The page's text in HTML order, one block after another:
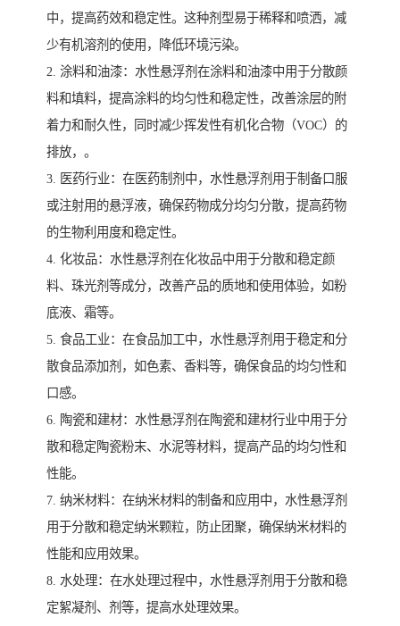
中，提高药效和稳定性。这种剂型易于稀释和喷洒，减
少有机溶剂的使用，降低环境污染。
2. 涂料和油漆：水性悬浮剂在涂料和油漆中用于分散颜
料和填料，提高涂料的均匀性和稳定性，改善涂层的附
着力和耐久性，同时减少挥发性有机化合物（VOC）的
排放，。
3. 医药行业：在医药制剂中，水性悬浮剂用于制备口服
或注射用的悬浮液，确保药物成分均匀分散，提高药物
的生物利用度和稳定性。
4. 化妆品：水性悬浮剂在化妆品中用于分散和稳定颜
料、珠光剂等成分，改善产品的质地和使用体验，如粉
底液、霜等。
5. 食品工业：在食品加工中，水性悬浮剂用于稳定和分
散食品添加剂，如色素、香料等，确保食品的均匀性和
口感。
6. 陶瓷和建材：水性悬浮剂在陶瓷和建材行业中用于分
散和稳定陶瓷粉末、水泥等材料，提高产品的均匀性和
性能。
7. 纳米材料：在纳米材料的制备和应用中，水性悬浮剂
用于分散和稳定纳米颗粒，防止团聚，确保纳米材料的
性能和应用效果。
8. 水处理：在水处理过程中，水性悬浮剂用于分散和稳
定絮凝剂、剂等，提高水处理效果。